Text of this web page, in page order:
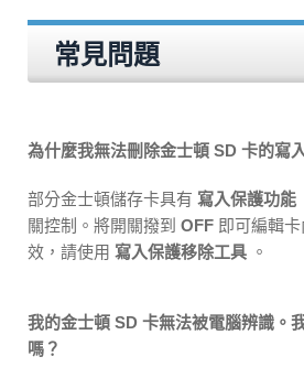
常見問題
為什麼我無法刪除金士頓 SD 卡的寫
部分金士頓儲存卡具有 寫入保護功能
關控制。將開關撥到 OFF 即可編輯
效，請使用 寫入保護移除工具 。
我的金士頓 SD 卡無法被電腦辨識。
嗎？